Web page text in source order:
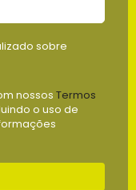
sobre
nossos Termos
o uso de